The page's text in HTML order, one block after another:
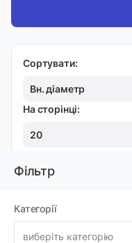
Фільтр
Категорії
виберіть категорію
Сортувати:
Вн. діаметр
На сторінці:
20